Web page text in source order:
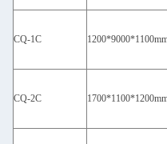
CQ-1C
CQ-2C